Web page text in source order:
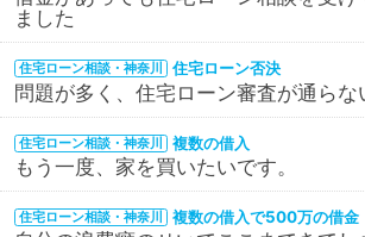
ました
住宅ローン相談・神奈川 住宅ローン否決
問題が多く、住宅ローン審査が通らな
住宅ローン相談・神奈川 複数の借入
もう一度、家を買いたいです。
住宅ローン相談・神奈川 複数の借入で500万の借金